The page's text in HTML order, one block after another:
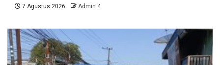
7 Agustus 2026 Admin 4